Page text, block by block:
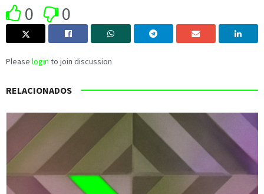
0 0
Please login to join discussion
RELACIONADOS